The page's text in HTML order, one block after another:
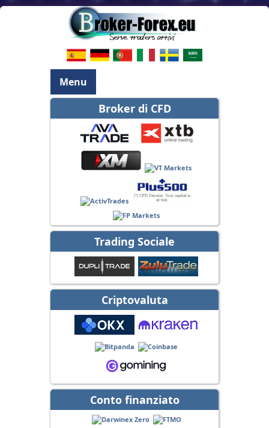
Menu
Broker di CFD
Trading Sociale
Criptovaluta
Conto finanziato